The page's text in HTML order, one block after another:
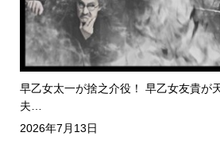
早乙女太一が捨之介役！ 早乙女友貴が
夫…
2026年7月13日